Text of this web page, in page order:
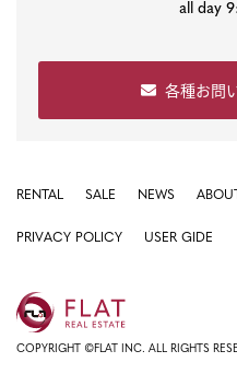
all day
各種お問
RENTAL SALE NEWS ABOUT
PRIVACY POLICY USER GIDE
COPYRIGHT ©FLAT INC. ALL RIGHTS